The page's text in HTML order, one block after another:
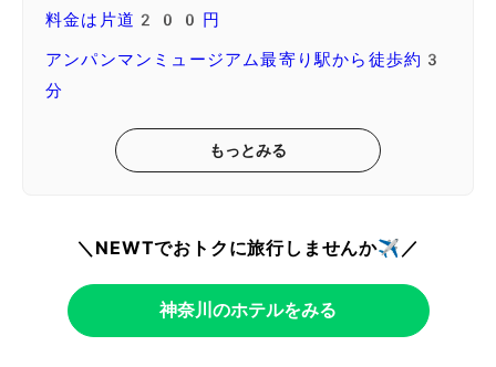
料金は片道200円
アンパンマンミュージアム最寄り駅から徒歩約3
分
もっとみる
＼NEWTでおトクに旅行しませんか✈️／
神奈川のホテルをみる